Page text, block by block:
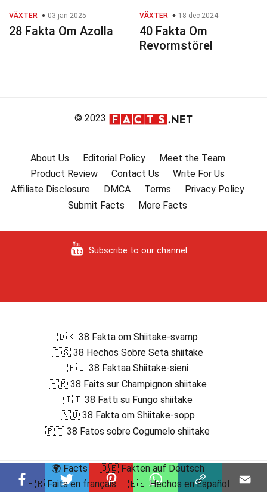
VÄXTER 03 jan 2025
28 Fakta Om Azolla
VÄXTER 18 dec 2024
40 Fakta Om
Revormstörel
© 2023
About Us Editorial Policy
Meet the Team
Product Review
Contact Us
Write For Us
Affiliate Disclosure
DMCA Terms
Privacy Policy
Submit Facts
More Facts
Subscribe to our channel
🇩🇰 38 Fakta om Shiitake-svamp
🇪🇸 38 Hechos Sobre Seta shiitake
🇫🇮 38 Faktaa Shiitake-sieni
🇫🇷 38 Faits sur Champignon shiitake
🇮🇹 38 Fatti su Fungo shiitake
🇳🇴 38 Fakta om Shiitake-sopp
🇵🇹 38 Fatos sobre Cogumelo shiitake
🌍 Facts
🇩🇪 Fakten auf Deutsch
🇫🇷 Faits en français
🇪🇸 Hechos en Español